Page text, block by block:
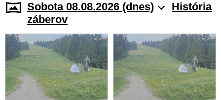
Sobota 08.08.2026 (dnes)
História
záberov